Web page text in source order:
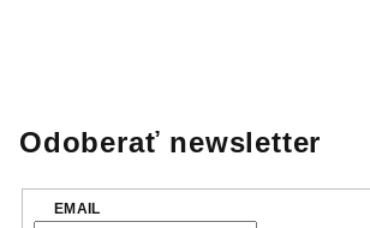
Odoberať newsletter
EMAIL